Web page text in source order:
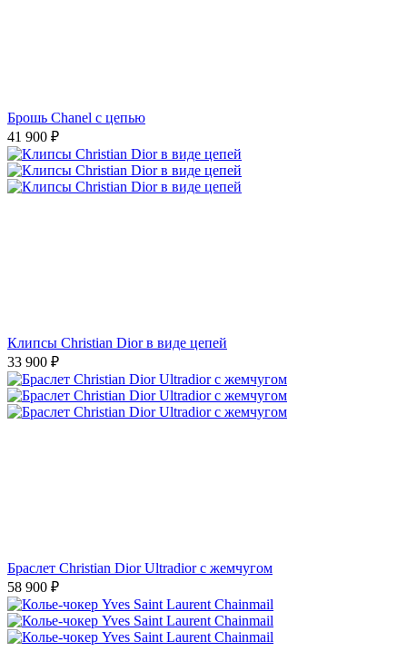
Брошь Chanel с цепью
41 900 ₽
Клипсы Christian Dior в виде цепей
33 900 ₽
Браслет Christian Dior Ultradior с жемчугом
58 900 ₽